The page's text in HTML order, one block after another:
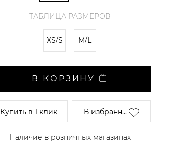
ТАБЛИЦА РАЗМЕРОВ
XS/S M/L
В КОРЗИНУ
Купитьв 1 клик В избранн...
Наличие в розничных магазинах